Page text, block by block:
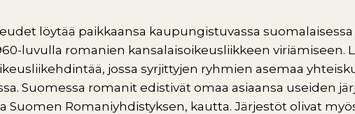
löytää paikkaansa kaupungistuvassa
luvulla romanien kansalaisoikeusliikkeen viriämiseen.
jossa syrjittyjen ryhmien asemaa
Suomessa romanit edistivät omaa asiaansa useiden
Suomen Romaniyhdistyksen, kautta. Järjestöt olivat